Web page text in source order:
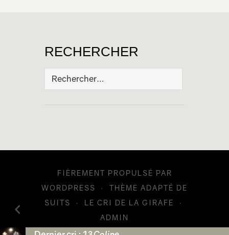
RECHERCHER
Rechercher :
FIÈREMENT PROPULSÉ PAR
WORDPRESS
·
THÈME ADAPTÉ DE
SUITS
· LE CRI DE LA GIRAFE
·
ADMIN